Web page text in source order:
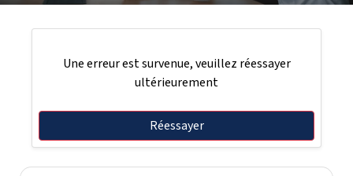
Une erreur est survenue, veuillez réessayer
ultérieurement
Réessayer